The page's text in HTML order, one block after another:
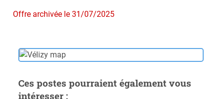
Offre archivée le 31/07/2025
Ces postes pourraient également vous
intéresser :